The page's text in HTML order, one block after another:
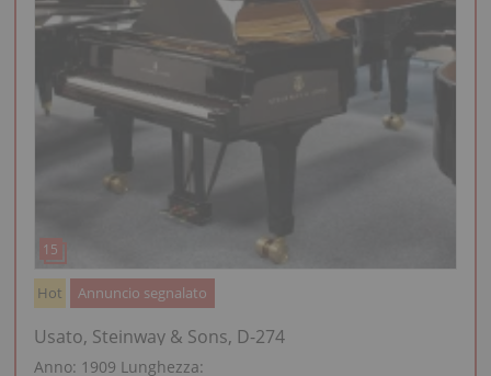
Hot Annuncio segnalato
Usato, Steinway & Sons, D-274
Anno: 1909 Lunghezza: